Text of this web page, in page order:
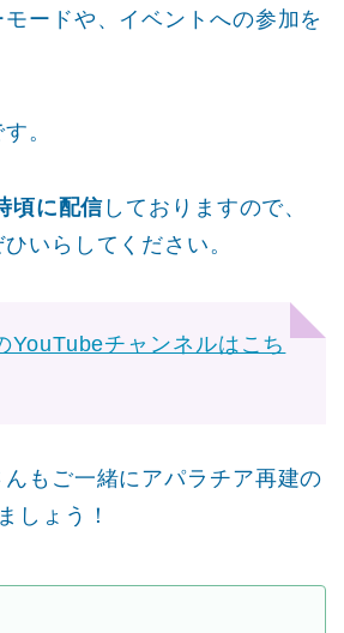
ードや、イベントへの参加を
。
頃に配信 しておりますので、
いらしてください。
YouTubeチャンネルはこち
もご一緒にアパラチア再建の
しょう！